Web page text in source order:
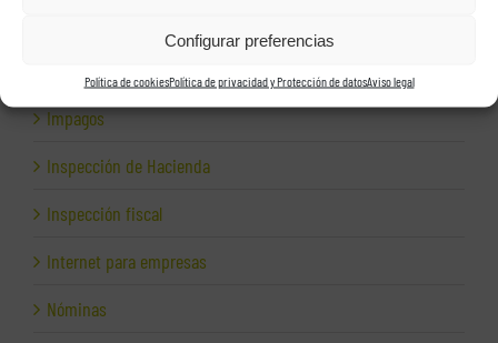
Configurar preferencias
Política de cookiesPolítica de privacidad y Protección de datosAviso legal
Impagos
Inspección de Hacienda
Inspección fiscal
Internet para empresas
Nóminas